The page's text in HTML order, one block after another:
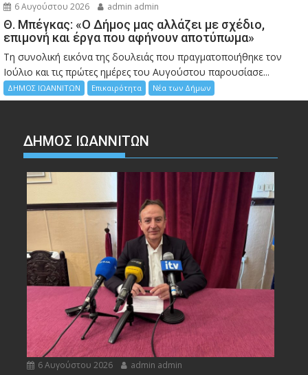
6 Αυγούστου 2026 admin admin
Θ. Μπέγκας: «Ο Δήμος μας αλλάζει με σχέδιο,
επιμονή και έργα που αφήνουν αποτύπωμα»
Τη συνολική εικόνα της δουλειάς που πραγματοποιήθηκε τον
Ιούλιο και τις πρώτες ημέρες του Αυγούστου παρουσίασε...
ΔΗΜΟΣ ΙΩΑΝΝΙΤΩΝ Επικαιρότητα Νέα των Δήμων
ΔΗΜΟΣ ΙΩΑΝΝΙΤΩΝ
6 Αυγούστου 2026 admin admin